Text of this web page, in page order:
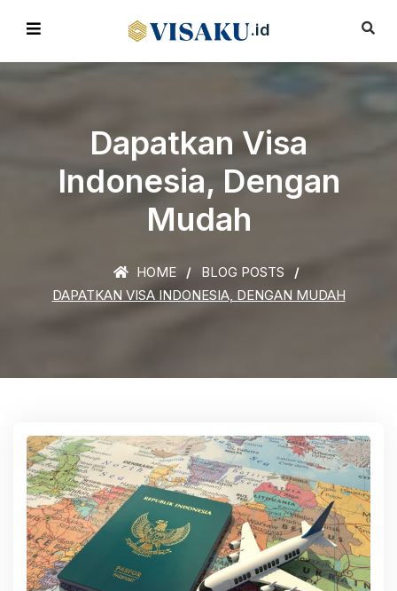
.id
Dapatkan Visa
Indonesia, Dengan
Mudah
HOME
BLOG POSTS
DAPATKAN VISA INDONESIA, DENGAN MUDAH